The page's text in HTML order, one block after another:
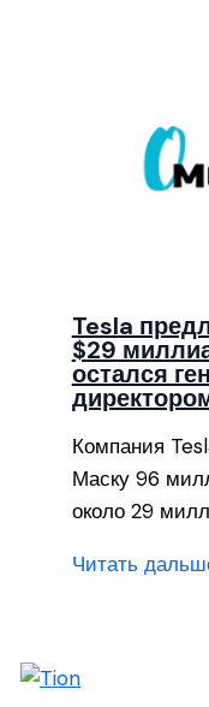
Tesla
$29
остался
Компания
Маску 96
около 29
Читать